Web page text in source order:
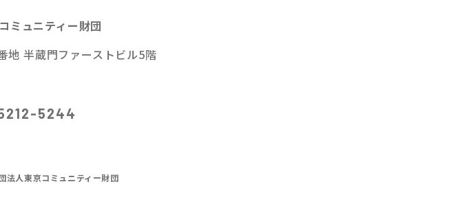
ミュニティー財団
地半蔵門ファーストビル5階
5244
人東京コミュニティー財団